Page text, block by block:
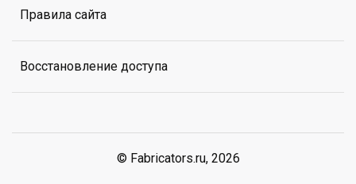
Правила сайта
Восстановление доступа
© Fabricators.ru, 2026